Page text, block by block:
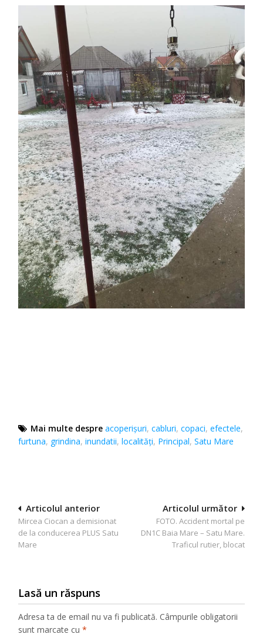
Mai multe despre acoperișuri,cabluri,copaci,efectele,
furtuna, grindina,inundatii,localităţi, Principal,Satu Mare
Navigare
în
articole
Articolul următor
FOTO. Accident mortal pe
DN1C Baia Mare – Satu Mare.
Traficul rutier, blocat
Articolul anterior
Mircea Ciocan a demisionat
de la conducerea PLUS Satu
Mare
Lasă un răspuns
Adresa ta de email nu va fi publicată. Câmpurile obligatorii
sunt marcate cu*